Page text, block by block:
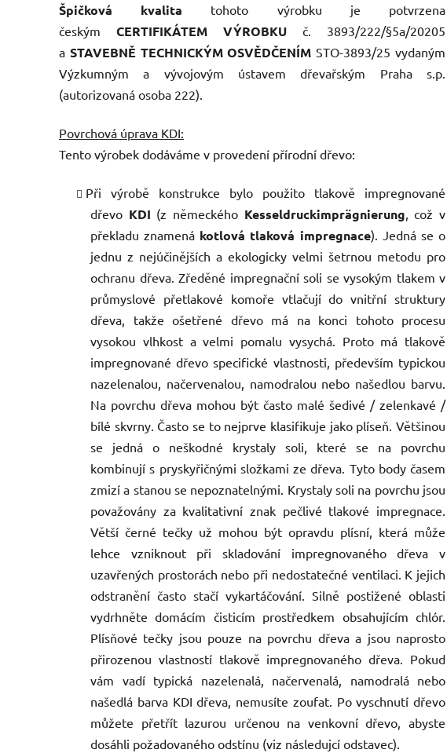
Špičková kvalita tohoto výrobku je potvrzena
českýmCERTIFIKÁTEM VÝROBKU č. 3893/222/§5a/20205
a STAVEBNĚ TECHNICKÝM OSVĚDČENÍM STO-3893/25 vydaným
Výzkumným a vývojovým ústavem dřevařským Praha s.p.
(autorizovaná osoba 222).
Povrchová úprava KDI:
Tento výrobek dodáváme v provedení přírodní dřevo:
Při výrobě konstrukce bylo použito tlakově impregnované
dřevo KDI (z německého Kesseldruckimprägnierung, což v
překladu znamená kotlová tlaková impregnace). Jedná se o
jednu z nejúčinějších a ekologicky velmi šetrnou metodu pro
ochranu dřeva. Zředěné impregnační soli se vysokým tlakem v
průmyslové přetlakové komoře vtlačují do vnitřní struktury
dřeva, takže ošetřené dřevo má na konci tohoto procesu
vysokou vlhkost a velmi pomalu vysychá. Proto má tlakově
impregnované dřevo specifické vlastnosti, především typickou
nazelenalou, načervenalou, namodralou nebo našedlou barvu.
Na povrchu dřeva mohou být často malé šedivé / zelenkavé /
bílé skvrny. Často se to nejprve klasifikuje jako plíseň. Většinou
se jedná o neškodné krystaly soli, které se na povrchu
kombinují s pryskyřičnými složkami ze dřeva. Tyto body časem
zmizí a stanou se nepoznatelnými. Krystaly soli na povrchu jsou
považovány za kvalitativní znak pečlivé tlakové impregnace.
Větší černé tečky už mohou být opravdu plísní, která může
lehce vzniknout při skladování impregnovaného dřeva v
uzavřených prostorách nebo při nedostatečné ventilaci. K jejich
odstranění často stačí vykartáčování. Silně postižené oblasti
vydrhněte domácím čisticím prostředkem obsahujícím chlór.
Plísňové tečky jsou pouze na povrchu dřeva a jsou naprosto
přirozenou vlastností tlakově impregnovaného dřeva. Pokud
vám vadí typická nazelenalá, načervenalá, namodralá nebo
našedlá barva KDI dřeva, nemusíte zoufat. Po vyschnutí dřevo
můžete přetřít lazurou určenou na venkovní dřevo, abyste
dosáhli požadovaného odstínu (viz následujcí odstavec).